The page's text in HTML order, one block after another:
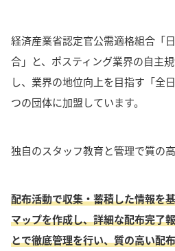
経済産業省認定官公需適格組合「
合」と、ポスティング業界の自主
し、業界の地位向上を目指す「全
つの団体に加盟しています。
独自のスタッフ教育と管理で質の高
配布活動で収集・蓄積した情報を
マップを作成し、詳細な配布完了
とで徹底管理を行い、質の高い配